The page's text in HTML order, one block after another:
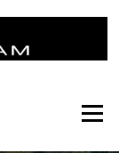
Menu